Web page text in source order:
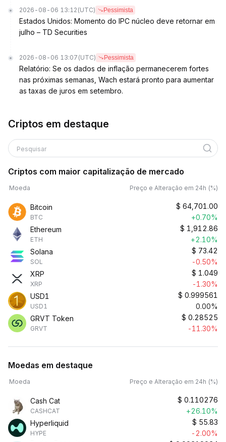
2026-08-06 13:12 (UTC) Pessimista
Estados Unidos: Momento do IPC núcleo deve retornar em
julho – TD Securities
2026-08-06 13:07 (UTC) Pessimista
Relatório: Se os dados de inflação permanecerem fortes
nas próximas semanas, Wach estará pronto para aumentar
as taxas de juros em setembro.
Criptos em destaque
Pesquisar
Criptos com maior capitalização de mercado
Moeda Preço e Alteração em 24h (%)
Bitcoin
BTC
$ 64,701.00
+0.70%
Ethereum
ETH
$ 1,912.86
+2.10%
Solana
SOL
$ 73.42
-0.50%
XRP
XRP
$ 1.049
-1.30%
USD1
USD1
$ 0.999561
0.00%
GRVT Token
GRVT
$ 0.28525
-11.30%
Moedas em destaque
Moeda Preço e Alteração em 24h (%)
Cash Cat
CASHCAT
$ 0.110276
+26.10%
Hyperliquid
HYPE
$ 55.83
-2.00%